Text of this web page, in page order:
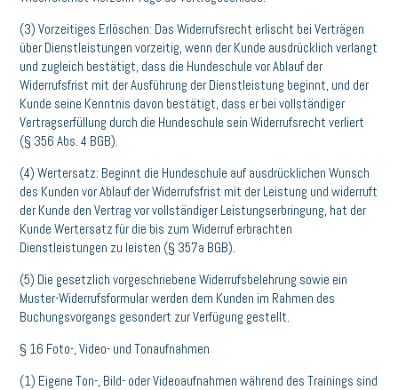
(3) Vorzeitiges Erlöschen: Das Widerrufsrecht erlischt bei Verträgen
über Dienstleistungen vorzeitig, wenn der Kunde ausdrücklich verlangt
und zugleich bestätigt, dass die Hundeschule vor Ablauf der
Widerrufsfrist mit der Ausführung der Dienstleistung beginnt, und der
Kunde seine Kenntnis davon bestätigt, dass er bei vollständiger
Vertragserfüllung durch die Hundeschule sein Widerrufsrecht verliert
(§ 356 Abs. 4 BGB).
(4) Wertersatz: Beginnt die Hundeschule auf ausdrücklichen Wunsch
des Kunden vor Ablauf der Widerrufsfrist mit der Leistung und widerruft
der Kunde den Vertrag vor vollständiger Leistungserbringung, hat der
Kunde Wertersatz für die bis zum Widerruf erbrachten
Dienstleistungen zu leisten (§ 357a BGB).
(5) Die gesetzlich vorgeschriebene Widerrufsbelehrung sowie ein
Muster-Widerrufsformular werden dem Kunden im Rahmen des
Buchungsvorgangs gesondert zur Verfügung gestellt.
§ 16 Foto-, Video- und Tonaufnahmen
(1) Eigene Ton-, Bild- oder Videoaufnahmen während des Trainings sind